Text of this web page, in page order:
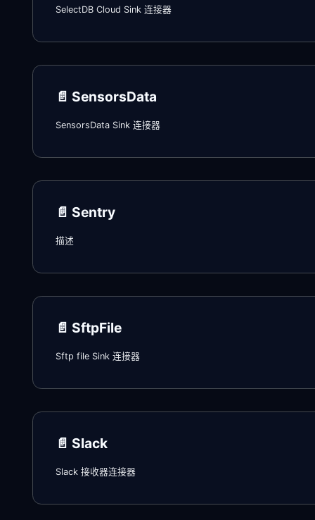
SelectDB Cloud Sink 连接器
📄️ SensorsData
SensorsData Sink 连接器
📄️ Sentry
描述
📄️ SftpFile
Sftp file Sink 连接器
📄️ Slack
Slack 接收器连接器